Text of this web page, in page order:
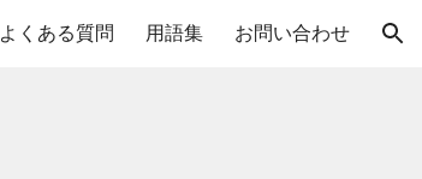
よくある質問 用語集 お問い合わせ